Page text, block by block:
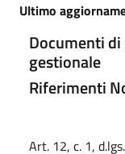
Ultimo
Documenti
gestionale
Riferimenti
Art. 12, c. 1,